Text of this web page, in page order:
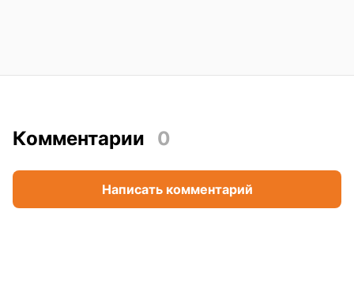
Комментарии 0
Написать комментарий